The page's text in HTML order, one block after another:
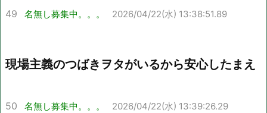
49 名無し募集中。。。 2026/04/22(水) 13:38:51.89
現場主義のつばきヲタがいるから安心したまえ
50 名無し募集中。。。 2026/04/22(水) 13:39:26.29